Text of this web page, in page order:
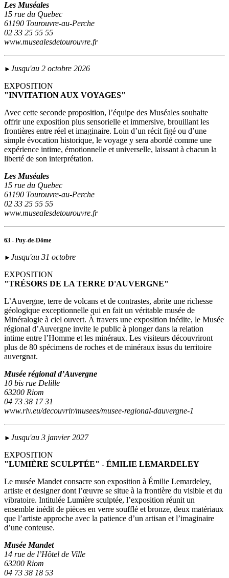
Les Muséales
15 rue du Quebec
61190 Tourouvre-au-Perche
02 33 25 55 55
www.musealesdetourouvre.fr
► Jusqu'au 2 octobre 2026
EXPOSITION
"INVITATION AUX VOYAGES"
Avec cette seconde proposition, l’équipe des Muséales souhaite
offrir une exposition plus sensorielle et immersive, brouillant les
frontières entre réel et imaginaire. Loin d’un récit figé ou d’une
simple évocation historique, le voyage y sera abordé comme une
expérience intime, émotionnelle et universelle, laissant à chacun la
liberté de son interprétation.
Les Muséales
15 rue du Quebec
61190 Tourouvre-au-Perche
02 33 25 55 55
www.musealesdetourouvre.fr
63 - Puy-de-Dôme
► Jusqu'au 31 octobre
EXPOSITION
"TRÉSORS DE LA TERRE D'AUVERGNE"
L’Auvergne, terre de volcans et de contrastes, abrite une richesse
géologique exceptionnelle qui en fait un véritable musée de
Minéralogie à ciel ouvert. À travers une exposition inédite, le Musée
régional d’Auvergne invite le public à plonger dans la relation
intime entre l’Homme et les minéraux. Les visiteurs découvriront
plus de 80 spécimens de roches et de minéraux issus du territoire
auvergnat.
Musée régional d’Auvergne
10 bis rue Delille
63200 Riom
04 73 38 17 31
www.rlv.eu/decouvrir/musees/musee-regional-dauvergne-1
► Jusqu'au 3 janvier 2027
EXPOSITION
"LUMIÈRE SCULPTÉE" - ÉMILIE LEMARDELEY
Le musée Mandet consacre son exposition à Émilie Lemardeley,
artiste et designer dont l’œuvre se situe à la frontière du visible et du
vibratoire. Intitulée Lumière sculptée, l’exposition réunit un
ensemble inédit de pièces en verre soufflé et bronze, deux matériaux
que l’artiste approche avec la patience d’un artisan et l’imaginaire
d’une conteuse.
Musée Mandet
14 rue de l’Hôtel de Ville
63200 Riom
04 73 38 18 53